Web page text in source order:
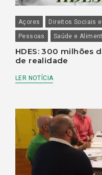
Açores Direitos Sociais
Pessoas
Saúde e
HDES: 300 milhões
de realidade
LER NOTÍCIA